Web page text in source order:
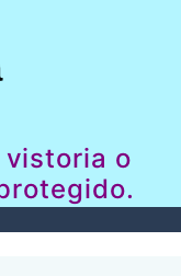
vistoria o